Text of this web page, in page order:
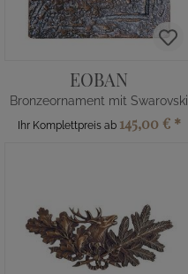
EOBAN
Bronzeornament mit Swarovski
Ihr Komplettpreis ab 145,00 € *